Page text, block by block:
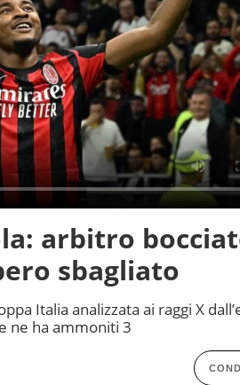
arbitro
sbagliato
Italia analizzata ai raggi X
ne ha ammoniti 3